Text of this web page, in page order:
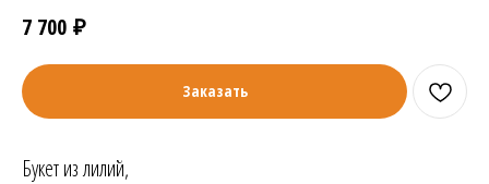
7 700 ₽
Заказать
Букет из лилий,